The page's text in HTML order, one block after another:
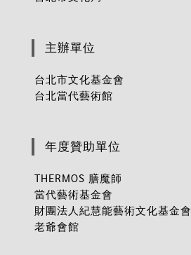
主辦單位
台北市文化基金會
台北當代藝術館
年度贊助單位
THERMOS 膳魔師
當代藝術基金會
財團法人紀慧能藝術文化基金會
老爺會館